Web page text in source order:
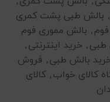
, بالش طبی پشت کمری
, بالش مموری فوم
طبی, خرید اینترنتی,
بالش طبی, فروش
کالای خواب, کالای